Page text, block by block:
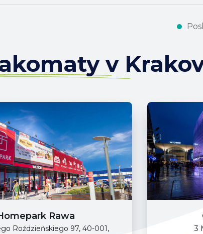
v
Rawa
Roździeńskiego 97, 40-001,
3